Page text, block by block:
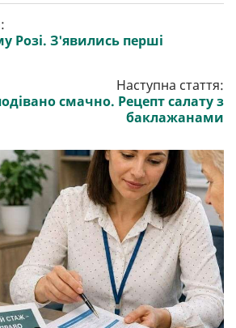
Розі. З'явились перші
Наступна стаття:
смачно. Рецепт салату з
баклажанами